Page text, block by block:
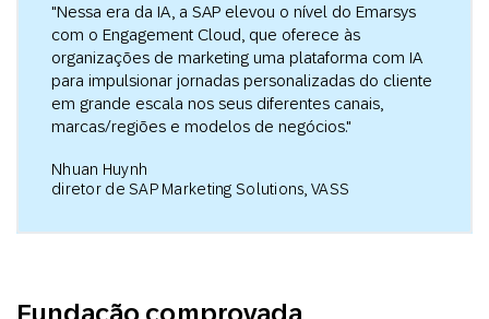
"Nessa era da IA, a SAP elevou o nível do Emarsys
com o Engagement Cloud, que oferece às
organizações de marketing uma plataforma com IA
para impulsionar jornadas personalizadas do cliente
em grande escala nos seus diferentes canais,
marcas/regiões e modelos de negócios."
Nhuan Huynh
diretor de SAP Marketing Solutions, VASS